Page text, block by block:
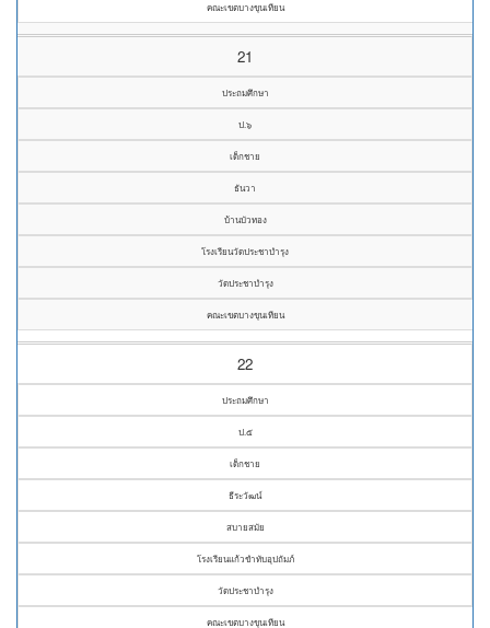
คณะเขตบางขุนเทียน
21
ประถมศึกษา
ป.๖
เด็กชาย
ธันวา
บ้านบัวทอง
โรงเรียนวัดประชาบำรุง
วัดประชาบำรุง
คณะเขตบางขุนเทียน
22
ประถมศึกษา
ป.๕
เด็กชาย
ธีระวัฒน์
สบายสมัย
โรงเรียนแก้วขำทับอุปถัมภ์
วัดประชาบำรุง
คณะเขตบางขุนเทียน